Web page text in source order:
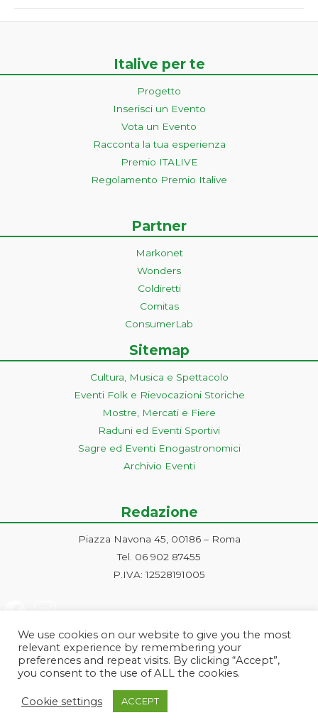
Italive per te
Progetto
Inserisci un Evento
Vota un Evento
Racconta la tua esperienza
Premio ITALIVE
Regolamento Premio Italive
Partner
Markonet
Wonders
Coldiretti
Comitas
ConsumerLab
Sitemap
Cultura, Musica e Spettacolo
Eventi Folk e Rievocazioni Storiche
Mostre, Mercati e Fiere
Raduni ed Eventi Sportivi
Sagre ed Eventi Enogastronomici
Archivio Eventi
Redazione
Piazza Navona 45, 00186 – Roma
Tel. 06 902 87455
P.IVA: 12528191005
Roma | PI e CF: 12528191005 | markonetsrl@pec.it |
We use cookies on our website to give you the most
relevant experience by remembering your
preferences and repeat visits. By clicking “Accept”,
you consent to the use of ALL the cookies.
Cookie settings ACCEPT